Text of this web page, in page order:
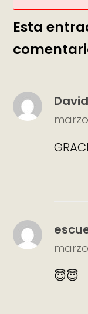
Esta
😇😇